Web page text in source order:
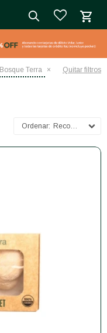
Bosque Terra Quitar filtros
Recomendados